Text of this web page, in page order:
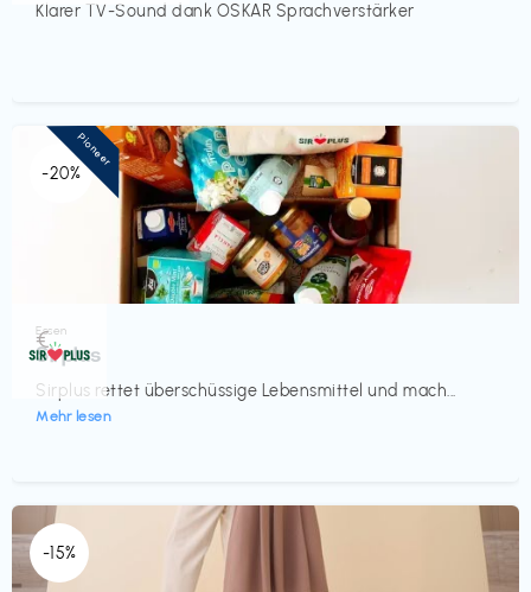
Klarer TV-Sound dank OSKAR Sprachverstärker
-20%
Essen
Sirplus
Sirplus rettet überschüssige Lebensmittel und mach...
Mehr lesen
€‎
Pioneer
-15%